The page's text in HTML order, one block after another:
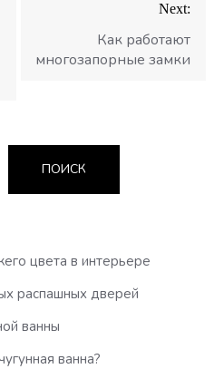
Next:
Как работают
многозапорные замки
ПОИСК
цвета в интерьере
распашных дверей
ванны
ванна?